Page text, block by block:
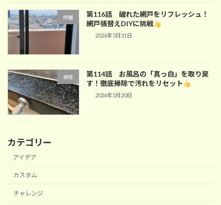
修繕
第116話 破れた網戸をリフレッシュ！
網戸張替えDIYに挑戦
2026年5月31日
掃除
第114話 お風呂の「真っ白」を取り戻
す！徹底掃除で汚れをリセット
2026年5月20日
カテゴリー
アイデア
カスタム
チャレンジ